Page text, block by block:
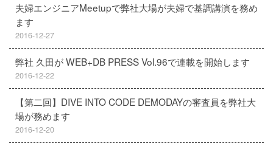
夫婦エンジニアMeetupで弊社大場が夫婦で基調講演を務め
ます
2016-12-27
弊社 久田が WEB+DB PRESS Vol.96で連載を開始します
2016-12-22
【第二回】DIVE INTO CODE DEMODAYの審査員を弊社大
場が務めます
2016-12-20